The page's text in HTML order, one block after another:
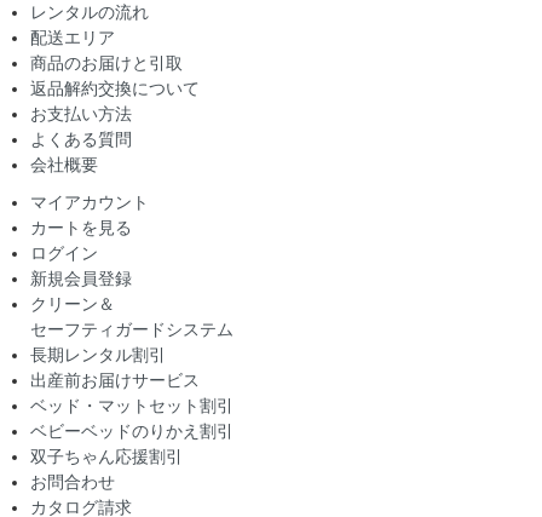
レンタルの流れ
配送エリア
商品のお届けと引取
返品解約交換について
お支払い方法
よくある質問
会社概要
マイアカウント
カートを見る
ログイン
新規会員登録
クリーン＆
セーフティガードシステム
長期レンタル割引
出産前お届けサービス
ベッド・マットセット割引
ベビーベッドのりかえ割引
双子ちゃん応援割引
お問合わせ
カタログ請求